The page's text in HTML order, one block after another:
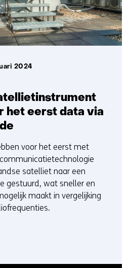
het eerst data via
2024
voor het eerst met
satelliet naar een
gestuurd, wat sneller en
maakt in vergelijking